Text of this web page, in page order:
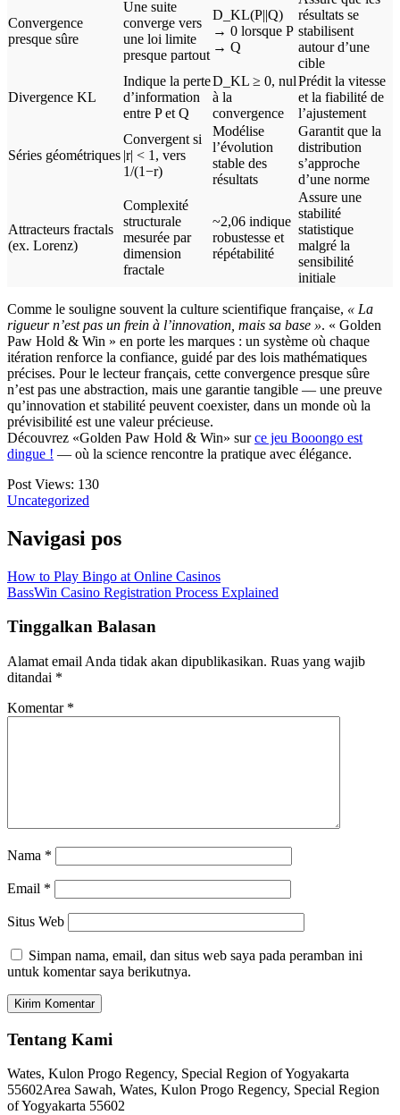
Convergence
presque sûre
Une suite
converge vers
une loi limite
presque partout
D_KL(P||Q)
→ 0 lorsque P
→ Q
résultats se
stabilisent
autour d’une
cible
Divergence KL
Indique la perte
d’information
entre P et Q
D_KL ≥ 0, nul
à la
convergence
Prédit la vitesse
et la fiabilité de
l’ajustement
Séries géométriques
Convergent si
|r| < 1, vers
1/(1−r)
Modélise
l’évolution
stable des
résultats
Garantit que la
distribution
s’approche
d’une norme
Attracteurs fractals
(ex. Lorenz)
Complexité
structurale
mesurée par
dimension
fractale
~2,06 indique
robustesse et
répétabilité
Assure une
stabilité
statistique
malgré la
sensibilité
initiale
Comme le souligne souvent la culture scientifique française, « La
rigueur n’est pas un frein à l’innovation, mais sa base ». « Golden
Paw Hold & Win » en porte les marques : un système où chaque
itération renforce la confiance, guidé par des lois mathématiques
précises. Pour le lecteur français, cette convergence presque sûre
n’est pas une abstraction, mais une garantie tangible — une preuve
qu’innovation et stabilité peuvent coexister, dans un monde où la
prévisibilité est une valeur précieuse.
Découvrez «Golden Paw Hold & Win» surce jeu Booongo est
dingue ! — où la science rencontre la pratique avec élégance.
Post Views: 130
Uncategorized
Navigasi pos
How to Play Bingo at Online Casinos
BassWin Casino Registration Process Explained
Tinggalkan Balasan
Alamat email Anda tidak akan dipublikasikan. Ruas yang wajib
ditandai *
Komentar *
Nama *
Email *
Situs Web
Simpan nama, email, dan situs web saya pada peramban ini
untuk komentar saya berikutnya.
Tentang Kami
Wates, Kulon Progo Regency, Special Region of Yogyakarta
55602Area Sawah, Wates, Kulon Progo Regency, Special Region
of Yogyakarta 55602